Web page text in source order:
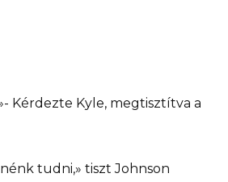
Kérdezte Kyle, megtisztítva a
tudni,» tiszt Johnson